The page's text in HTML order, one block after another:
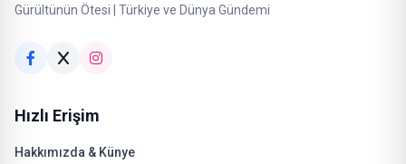
Gürültünün Ötesi | Türkiye ve Dünya Gündemi
Hızlı Erişim
Hakkımızda & Künye